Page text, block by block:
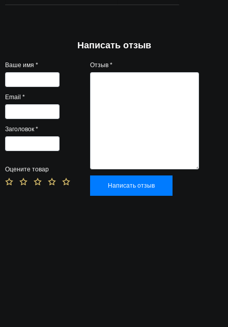
Написать отзыв
Ваше имя *
Email *
Заголовок *
Оцените товар
Отзыв *
Написать отзыв